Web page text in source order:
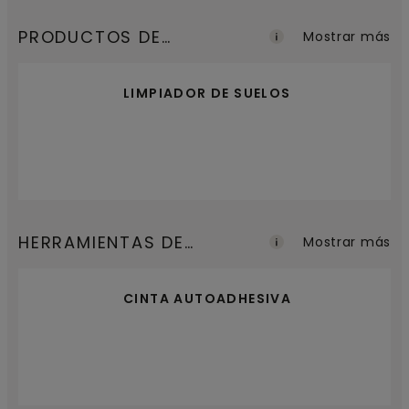
PRODUCTOS DE
LIMPIADOR DE SUELOS
Mostrar más
HERRAMIENTAS DE
CINTA AUTOADHESIVA
Mostrar más